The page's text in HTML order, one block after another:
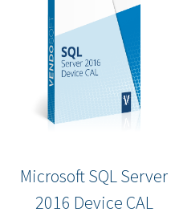
Microsoft SQL Server
2016 Device CAL